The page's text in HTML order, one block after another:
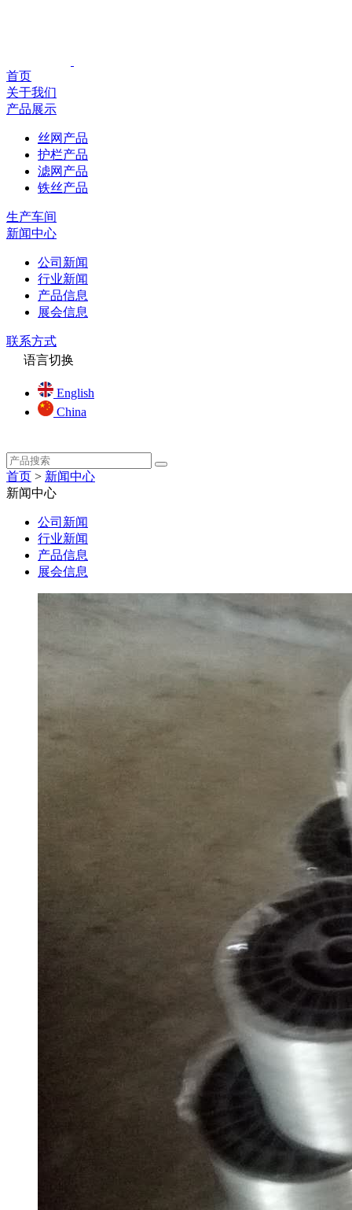
首页
关于我们
产品展示
丝网产品
护栏产品
滤网产品
铁丝产品
生产车间
新闻中心
公司新闻
行业新闻
产品信息
展会信息
联系方式
语言切换
English
China
首页 > 新闻中心
新闻中心
公司新闻
行业新闻
产品信息
展会信息